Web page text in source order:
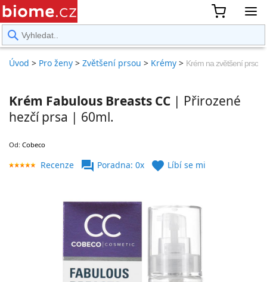
Úvod > Pro ženy > Zvětšení prsou > Krémy > Krém na zvětšení prsou
Krém Fabulous Breasts CC | Přirozené
hezčí prsa | 60ml.
Od: Cobeco
Recenze forum Poradna: 0x favorite Líbí se mi